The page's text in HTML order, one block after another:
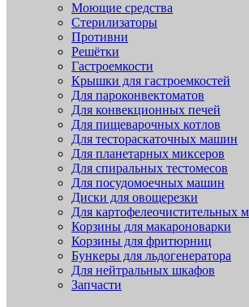
Моющие средства
Стерилизаторы
Противни
Решётки
Гастроемкости
Крышки для гастроемкостей
Для пароконвектоматов
Для конвекционных печей
Для пищеварочных котлов
Для тестораскаточных машин
Для планетарных миксеров
Для спиральных тестомесов
Для посудомоечных машин
Диски для овощерезки
Для картофелеочистительных
Корзины для макароноварки
Корзины для фритюрниц
Бункеры для льдогенератора
Для нейтральных шкафов
Запчасти